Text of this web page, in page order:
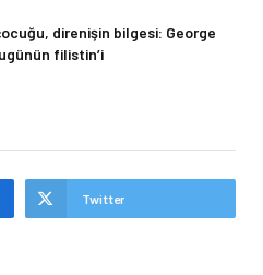
direnişin bilgesi: George
filistin’i
Twitter